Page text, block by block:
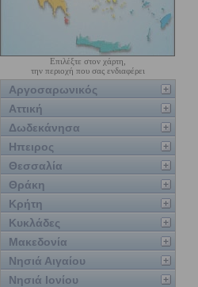
Επιλέξτε στον χάρτη,
την περιοχή που σας ενδιαφέρει
Αργοσαρωνικός
Αττική
Δωδεκάνησα
Ηπειρος
Θεσσαλία
Θράκη
Κρήτη
Κυκλάδες
Μακεδονία
Νησιά Αιγαίου
Νησιά Ιονίου